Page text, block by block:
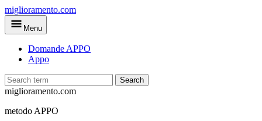
Skip
to
main
miglioramento.com
Menu
Domande APPO
Appo
Search
miglioramento.com
metodo APPO